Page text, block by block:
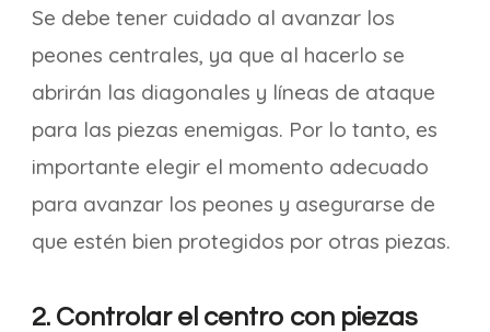
Se debe tener cuidado al avanzar los
peones centrales, ya que al hacerlo se
abrirán las diagonales y líneas de ataque
para las piezas enemigas. Por lo tanto, es
importante elegir el momento adecuado
para avanzar los peones y asegurarse de
que estén bien protegidos por otras piezas.
2. Controlar el centro con piezas